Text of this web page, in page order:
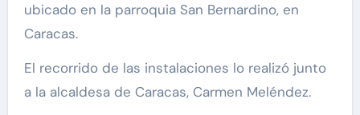
ubicado en la parroquia San Bernardino, en
Caracas.
El recorrido de las instalaciones lo realizó junto
a la alcaldesa de Caracas, Carmen Meléndez.